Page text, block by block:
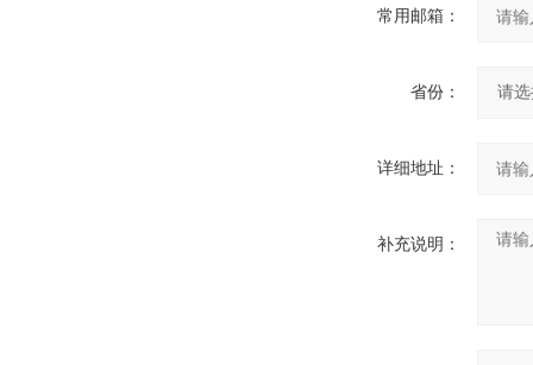
常用邮箱：
省份：
详细地址：
补充说明：